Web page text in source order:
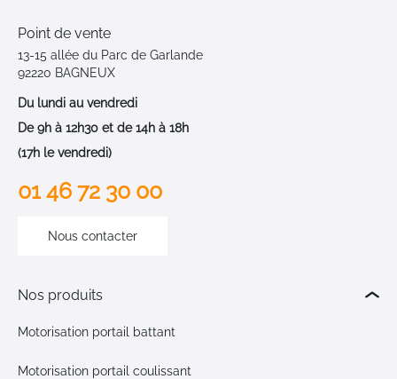
Point de vente
13-15 allée du Parc de Garlande
92220 BAGNEUX
Du lundi au vendredi
De 9h à 12h30 et de 14h à 18h
(17h le vendredi)
01 46 72 30 00
Nous contacter
Nos produits
Motorisation portail battant
Motorisation portail coulissant